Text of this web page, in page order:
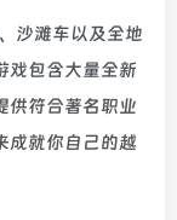
沙滩车以及全地
戏包含大量全新
供符合著名职业
成就你自己的越